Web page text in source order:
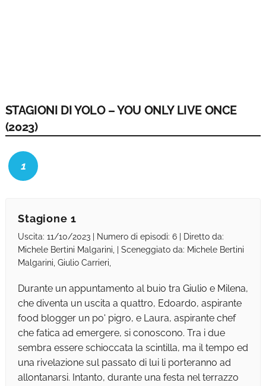
STAGIONI DI YOLO – YOU ONLY LIVE ONCE
(2023)
1
Stagione 1
Uscita: 11/10/2023 | Numero di episodi: 6 | Diretto da:
Michele Bertini Malgarini, | Sceneggiato da: Michele Bertini
Malgarini, Giulio Carrieri,
Durante un appuntamento al buio tra Giulio e Milena,
che diventa un uscita a quattro, Edoardo, aspirante
food blogger un po' pigro, e Laura, aspirante chef
che fatica ad emergere, si conoscono. Tra i due
sembra essere schioccata la scintilla, ma il tempo ed
una rivelazione sul passato di lui li porteranno ad
allontanarsi. Intanto, durante una festa nel terrazzo